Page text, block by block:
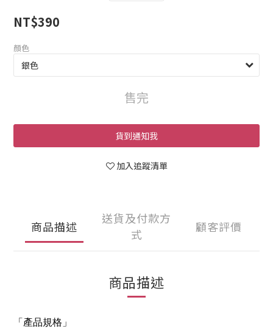
NT$390
顏色
售完
貨到通知我
加入追蹤清單
商品描述
送貨及付款方
式
顧客評價
商品描述
「產品規格」